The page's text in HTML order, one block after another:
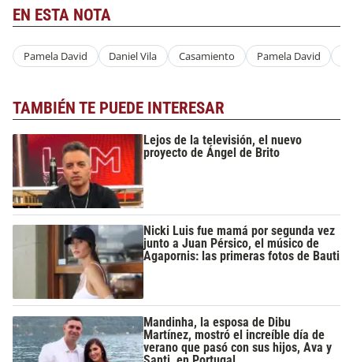
EN ESTA NOTA
Pamela David Daniel Vila Casamiento Pamela David
TAMBIÉN TE PUEDE INTERESAR
Lejos de la televisión, el nuevo
proyecto de Ángel de Brito
Nicki Luis fue mamá por segunda vez
junto a Juan Pérsico, el músico de
Agapornis: las primeras fotos de Bauti
Mandinha, la esposa de Dibu
Martínez, mostró el increíble día de
verano que pasó con sus hijos, Ava y